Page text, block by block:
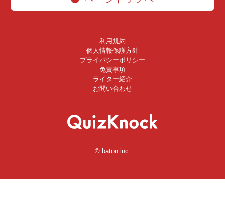
利用規約
個人情報保護方針
プライバシーポリシー
免責事項
ライター紹介
お問い合わせ
© baton inc.